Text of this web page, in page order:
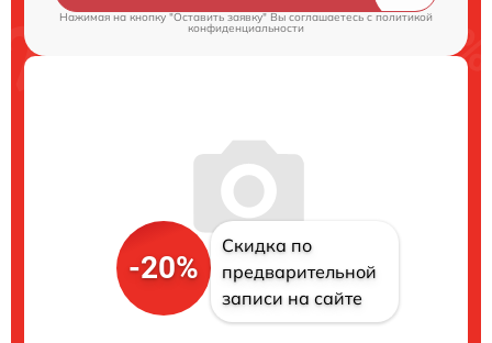
Нажимая на кнопку "Оставить заявку" Вы соглашаетесь cполитикой
конфиденциальности
-20%
Скидка по
предварительной
записи на сайте